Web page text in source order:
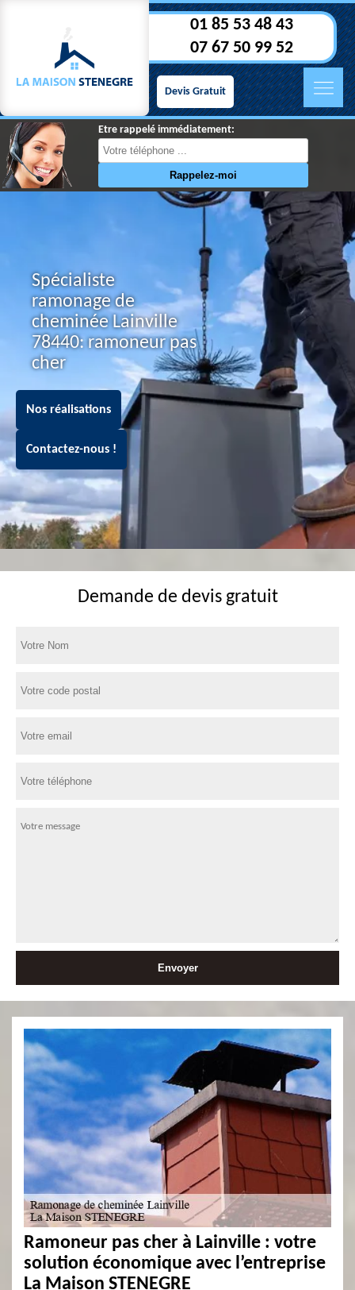
01 85 53 48 43
07 67 50 99 52
Devis Gratuit
Etre rappelé immédiatement:
Spécialiste
ramonage de
cheminée Lainville
78440: ramoneur pas
cher
Nos réalisations
Contactez-nous !
Demande de devis gratuit
Ramoneur pas cher à Lainville : votre
solution économique avec l’entreprise
La Maison STENEGRE